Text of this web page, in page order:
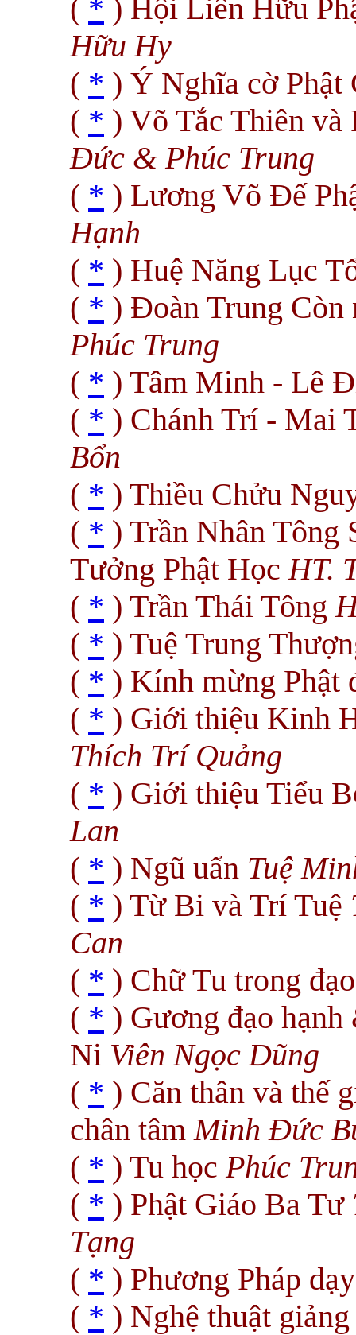
( * ) Hội Liên Hữu
Hữu Hy
( * ) Ý Nghĩa cờ
( * ) Võ Tắc Thiên
Ðức & Phúc Trung
( * ) Lương Võ Ðế
Hạnh
( * ) Huệ Năng Lục
( * ) Ðoàn Trung Còn
Phúc Trung
( * ) Tâm Minh - Lê
( * ) Chánh Trí - Mai
Bổn
( * ) Thiều Chửu
( * ) Trần Nhân
Tưởng Phật HọcHT.
( * ) Trần Thái Tông
( * ) Tuệ Trung
( * ) Kính mừng Phật
( * ) Giới thiệu Kinh
Thích Trí Quảng
( * ) Giới thiệu Tiểu
Lan
( * ) Ngũ uẩn Tuệ
( * ) Từ Bi và Trí Tuệ
Can
( * ) Chữ Tu trong
( * ) Gương đạo
Ni Viên Ngọc Dũng
( * ) Căn thân và thế
chân tâm Minh Ðức
( * ) Tu họcPhúc
( * ) Phật Giáo Ba Tư
Tạng
( * ) Phương Pháp
( * ) Nghệ thuật